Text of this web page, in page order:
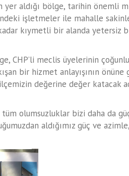
aldığı bölge, tarihin önemli
işletmeler ile mahalle
kıymetli bir alanda yetersiz
CHP’li meclis üyelerinin
bir hizmet anlayışının
değerine değer katacak
tüm olumsuzluklar bizi daha da
aldığımız güç ve